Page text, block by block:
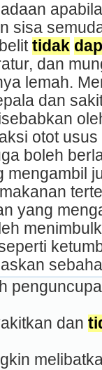
sisa
tidak
dan
lemah.
dan
otot
boleh
mengambil
yang
dan